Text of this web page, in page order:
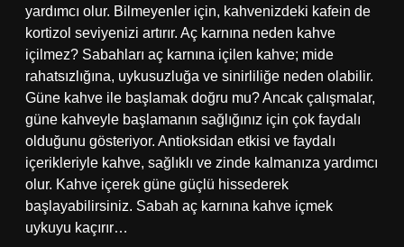
yardımcı olur. Bilmeyenler için, kahvenizdeki kafein de
kortizol seviyenizi artırır. Aç karnına neden kahve
içilmez? Sabahları aç karnına içilen kahve; mide
rahatsızlığına, uykusuzluğa ve sinirliliğe neden olabilir.
Güne kahve ile başlamak doğru mu? Ancak çalışmalar,
güne kahveyle başlamanın sağlığınız için çok faydalı
olduğunu gösteriyor. Antioksidan etkisi ve faydalı
içerikleriyle kahve, sağlıklı ve zinde kalmanıza yardımcı
olur. Kahve içerek güne güçlü hissederek
başlayabilirsiniz. Sabah aç karnına kahve içmek
uykuyu kaçırır…